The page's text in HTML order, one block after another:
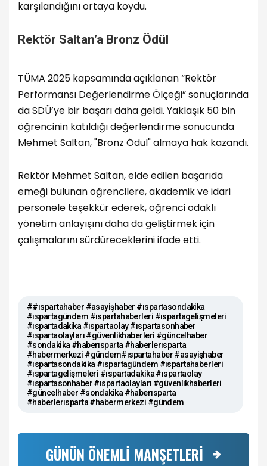
karşılandığını ortaya koydu.
Rektör Saltan’a Bronz Ödül
TÜMA 2025 kapsamında açıklanan “Rektör
Performansı Değerlendirme Ölçeği” sonuçlarında
da SDÜ’ye bir başarı daha geldi. Yaklaşık 50 bin
öğrencinin katıldığı değerlendirme sonucunda
Mehmet Saltan, "Bronz Ödül" almaya hak kazandı.
Rektör Mehmet Saltan, elde edilen başarıda
emeği bulunan öğrencilere, akademik ve idari
personele teşekkür ederek, öğrenci odaklı
yönetim anlayışını daha da geliştirmek için
çalışmalarını sürdüreceklerini ifade etti.
##ıspartahaber #asayişhaber #ıspartasondakika
#ıspartagündem #ıspartahaberleri #ıspartagelişmeleri
#ıspartadakika #ıspartaolay #ıspartasonhaber
#ıspartaolayları #güvenlikhaberleri #güncelhaber
#sondakika #haberısparta #haberlerısparta
#habermerkezi #gündem#ıspartahaber #asayişhaber
#ıspartasondakika #ıspartagündem #ıspartahaberleri
#ıspartagelişmeleri #ıspartadakika #ıspartaolay
#ıspartasonhaber #ıspartaolayları #güvenlikhaberleri
#güncelhaber #sondakika #haberısparta
#haberlerısparta #habermerkezi #gündem
GÜNÜN ÖNEMLİ MANŞETLERİ